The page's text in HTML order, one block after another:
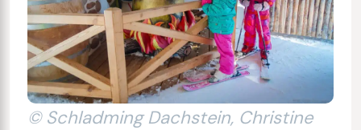
© Schladming Dachstein, Christine